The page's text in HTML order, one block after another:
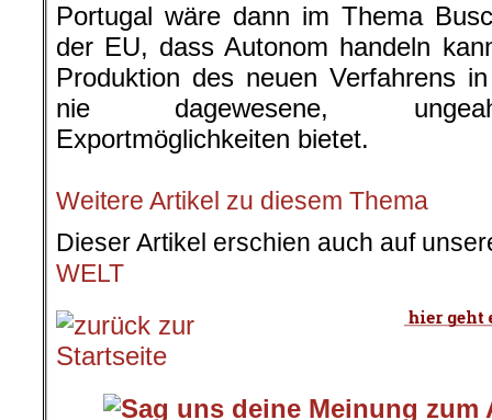
Portugal wäre dann im Thema
der EU, dass Autonom handeln
Produktion des neuen Verfahrens
nie dagewesene,
Exportmöglichkeiten bietet.
Weitere Artikel zu diesem Thema
Dieser Artikel erschien auch auf
WELT